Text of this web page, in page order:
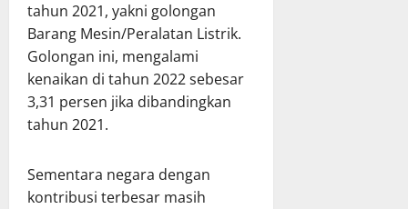
tahun 2021, yakni golongan
Barang Mesin/Peralatan Listrik.
Golongan ini, mengalami
kenaikan di tahun 2022 sebesar
3,31 persen jika dibandingkan
tahun 2021.
Sementara negara dengan
kontribusi terbesar masih